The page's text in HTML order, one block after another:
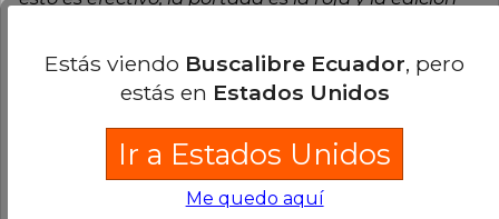
Esta opinión es útil 0 No es útil
Amanda Saavedra
Viernes 06 de
Diciembre, 2019
Compra Verificada
Edición muy linda. Llegó más tarde de lo
Estás viendo Buscalibre Ecuador, pero
estás en Estados Unidos
Ir a Estados Unidos
Me quedo aquí